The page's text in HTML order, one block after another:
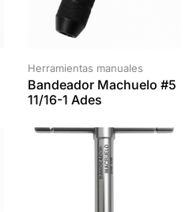
Herramientas manuales
Bandeador Machuelo #5
11/16-1 Ades